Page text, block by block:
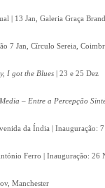
| 13 Jan, Galeria Graça
7 Jan, Círculo Sereia,
I got the Blues | 23 e 25 Dez
– Entre a Percepção
da Índia | Inauguração:
Ferro | Inauguração: 26
Manchester